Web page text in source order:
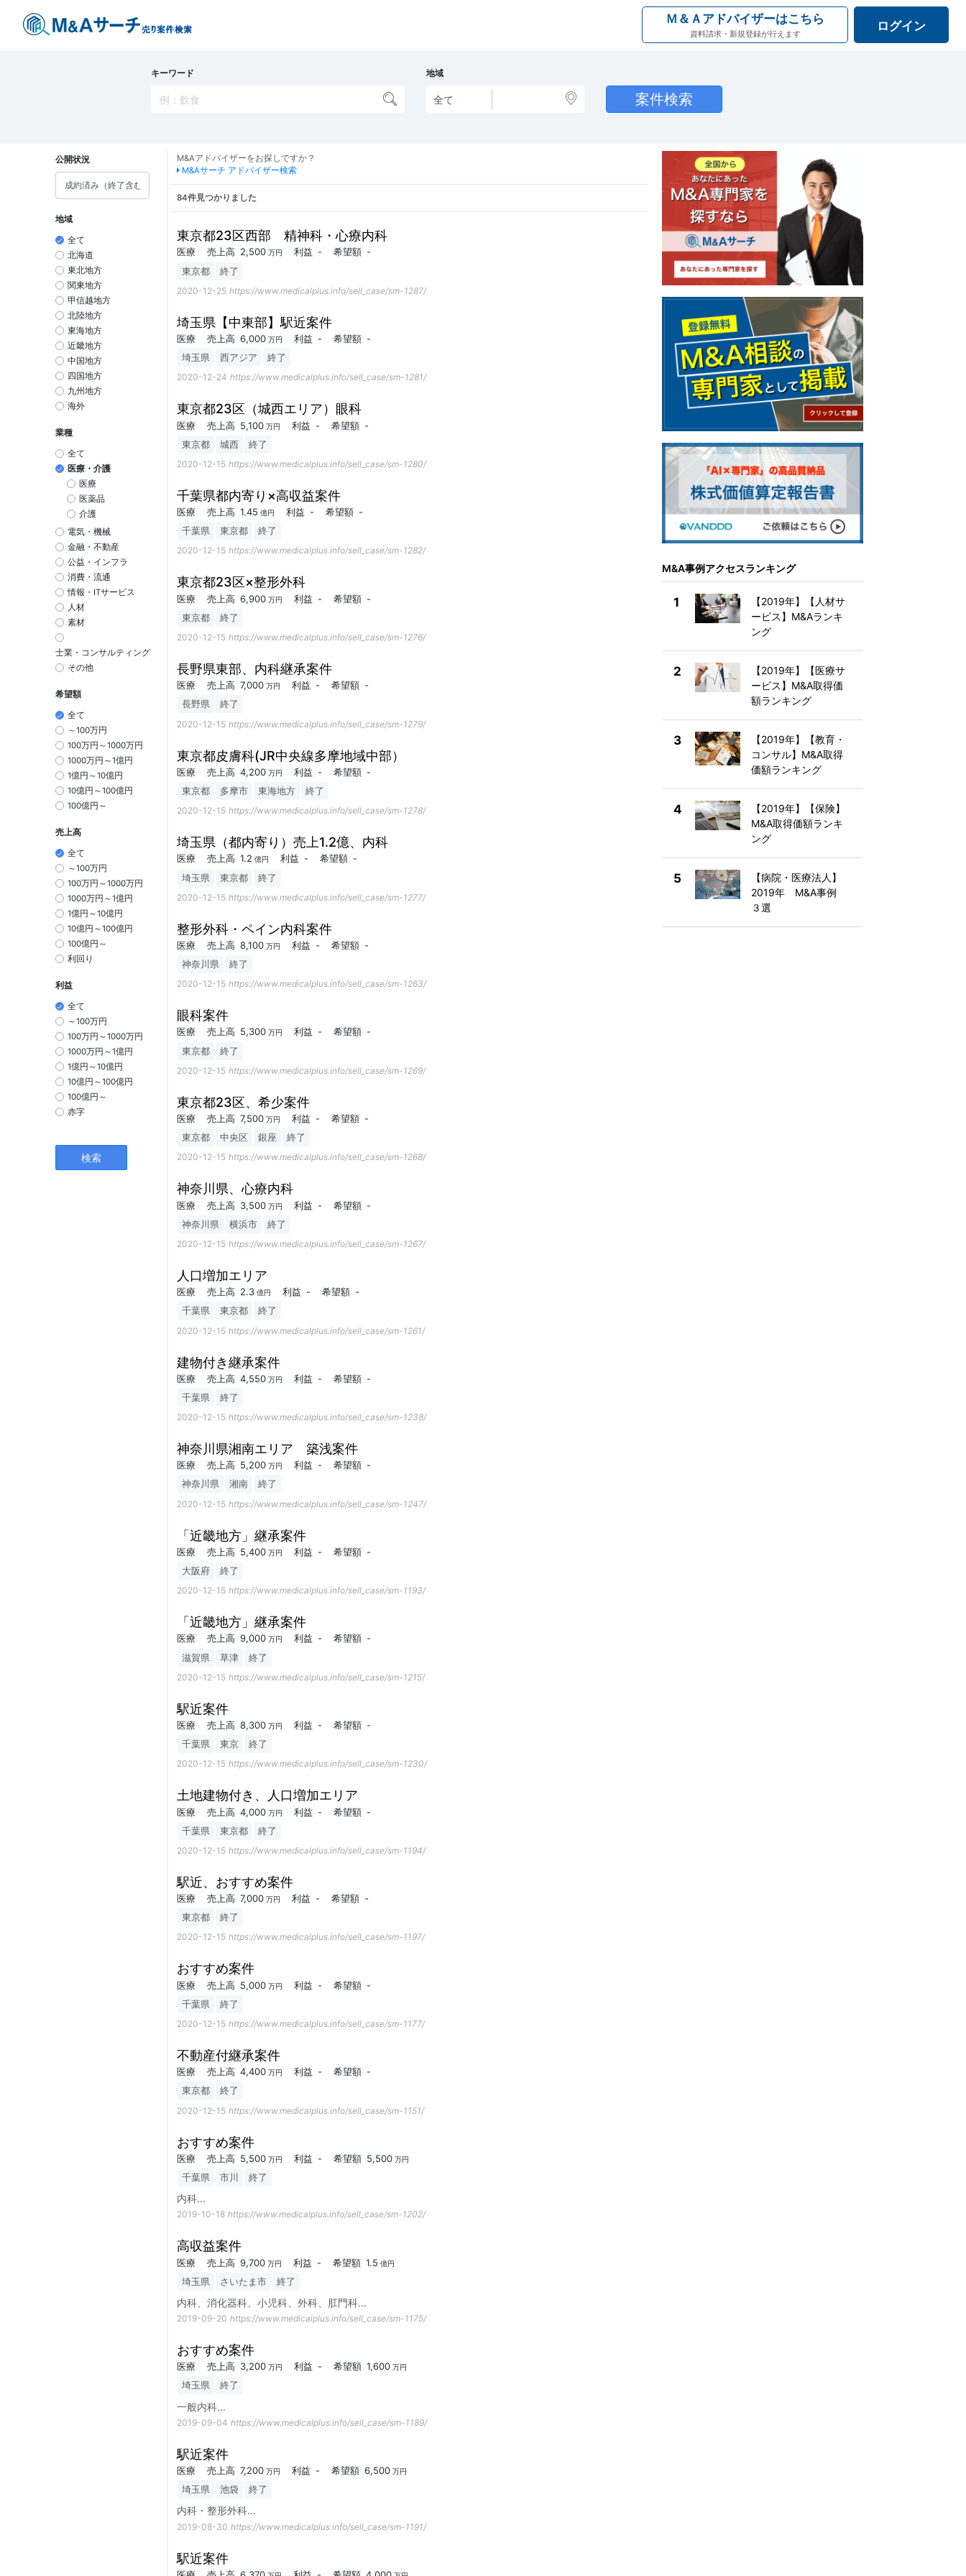
Ｍ＆Ａアドバイザーはこちら
資料請求・新規登録が行えます
ログイン
キーワード 地域
公開状況
地域
全て
北海道
東北地方
関東地方
甲信越地方
北陸地方
東海地方
近畿地方
中国地方
四国地方
九州地方
海外
業種
全て
医療・介護
医療
医薬品
介護
電気・機械
金融・不動産
公益・インフラ
消費・流通
情報・ITサービス
人材
素材
士業・コンサルティング
その他
希望額
全て
～100万円
100万円～1000万円
1000万円～1億円
1億円～10億円
10億円～100億円
100億円～
売上高
全て
～100万円
100万円～1000万円
1000万円～1億円
1億円～10億円
10億円～100億円
100億円～
利回り
利益
全て
～100万円
100万円～1000万円
1000万円～1億円
1億円～10億円
10億円～100億円
100億円～
赤字
M&Aアドバイザーをお探しですか？
M&Aサーチ アドバイザー検索
84件見つかりました
東京都23区西部 精神科・心療内科
医療 売上高 2,500 万円 利益 - 希望額 -
東京都
終了
2020-12-25 https://www.medicalplus.info/sell_case/sm-1287/
埼玉県【中東部】駅近案件
医療 売上高 6,000 万円 利益 - 希望額 -
埼玉県
西アジア 終了
2020-12-24 https://www.medicalplus.info/sell_case/sm-1281/
東京都23区（城西エリア）眼科
医療 売上高 5,100 万円 利益 - 希望額 -
東京都
城西 終了
2020-12-15 https://www.medicalplus.info/sell_case/sm-1280/
千葉県都内寄り×高収益案件
医療 売上高 1.45 億円 利益 - 希望額 -
千葉県
東京都 終了
2020-12-15 https://www.medicalplus.info/sell_case/sm-1282/
東京都23区×整形外科
医療 売上高 6,900 万円 利益 - 希望額 -
東京都
終了
2020-12-15 https://www.medicalplus.info/sell_case/sm-1276/
長野県東部、内科継承案件
医療 売上高 7,000 万円 利益 - 希望額 -
長野県
終了
2020-12-15 https://www.medicalplus.info/sell_case/sm-1279/
東京都皮膚科(JR中央線多摩地域中部）
医療 売上高 4,200 万円 利益 - 希望額 -
東京都
多摩市 東海地方 終了
2020-12-15 https://www.medicalplus.info/sell_case/sm-1278/
埼玉県（都内寄り）売上1.2億、内科
医療 売上高 1.2 億円 利益 - 希望額 -
埼玉県
東京都 終了
2020-12-15 https://www.medicalplus.info/sell_case/sm-1277/
整形外科・ペイン内科案件
医療 売上高 8,100 万円 利益 - 希望額 -
神奈川県
終了
2020-12-15 https://www.medicalplus.info/sell_case/sm-1263/
眼科案件
医療 売上高 5,300 万円 利益 - 希望額 -
東京都
終了
2020-12-15 https://www.medicalplus.info/sell_case/sm-1269/
東京都23区、希少案件
医療 売上高 7,500 万円 利益 - 希望額 -
東京都
中央区 銀座 終了
2020-12-15 https://www.medicalplus.info/sell_case/sm-1268/
神奈川県、心療内科
医療 売上高 3,500 万円 利益 - 希望額 -
神奈川県
横浜市 終了
2020-12-15 https://www.medicalplus.info/sell_case/sm-1267/
人口増加エリア
医療 売上高 2.3 億円 利益 - 希望額 -
千葉県
東京都 終了
2020-12-15 https://www.medicalplus.info/sell_case/sm-1261/
建物付き継承案件
医療 売上高 4,550 万円 利益 - 希望額 -
千葉県
終了
2020-12-15 https://www.medicalplus.info/sell_case/sm-1238/
神奈川県湘南エリア 築浅案件
医療 売上高 5,200 万円 利益 - 希望額 -
神奈川県
湘南 終了
2020-12-15 https://www.medicalplus.info/sell_case/sm-1247/
「近畿地方」継承案件
医療 売上高 5,400 万円 利益 - 希望額 -
大阪府
終了
2020-12-15 https://www.medicalplus.info/sell_case/sm-1193/
「近畿地方」継承案件
医療 売上高 9,000 万円 利益 - 希望額 -
滋賀県
草津 終了
2020-12-15 https://www.medicalplus.info/sell_case/sm-1215/
駅近案件
医療 売上高 8,300 万円 利益 - 希望額 -
千葉県
東京 終了
2020-12-15 https://www.medicalplus.info/sell_case/sm-1230/
土地建物付き、人口増加エリア
医療 売上高 4,000 万円 利益 - 希望額 -
千葉県
東京都 終了
2020-12-15 https://www.medicalplus.info/sell_case/sm-1194/
駅近、おすすめ案件
医療 売上高 7,000 万円 利益 - 希望額 -
東京都
終了
2020-12-15 https://www.medicalplus.info/sell_case/sm-1197/
おすすめ案件
医療 売上高 5,000 万円 利益 - 希望額 -
千葉県
終了
2020-12-15 https://www.medicalplus.info/sell_case/sm-1177/
不動産付継承案件
医療 売上高 4,400 万円 利益 - 希望額 -
東京都
終了
2020-12-15 https://www.medicalplus.info/sell_case/sm-1151/
おすすめ案件
医療 売上高 5,500 万円 利益 - 希望額 5,500 万円
千葉県 市川 終了
内科...
2019-10-18 https://www.medicalplus.info/sell_case/sm-1202/
高収益案件
医療 売上高 9,700 万円 利益 - 希望額 1.5 億円
埼玉県 さいたま市 終了
内科、消化器科、小児科、外科、肛門科...
2019-09-20 https://www.medicalplus.info/sell_case/sm-1175/
おすすめ案件
医療 売上高 3,200 万円 利益 - 希望額 1,600 万円
埼玉県 終了
一般内科...
2019-09-04 https://www.medicalplus.info/sell_case/sm-1189/
駅近案件
医療 売上高 7,200 万円 利益 - 希望額 6,500 万円
埼玉県 池袋 終了
内科・整形外科...
2019-08-30 https://www.medicalplus.info/sell_case/sm-1191/
駅近案件
M&A事例アクセスランキング
1
【2019年】【人材サ
ービス】M&Aランキ
ング
2
【2019年】【医療サ
ービス】M&A取得価
額ランキング
3
【2019年】【教育・
コンサル】M&A取得
価額ランキング
4
【2019年】【保険】
M&A取得価額ランキ
ング
5
【病院・医療法人】
2019年 M&A事例
３選